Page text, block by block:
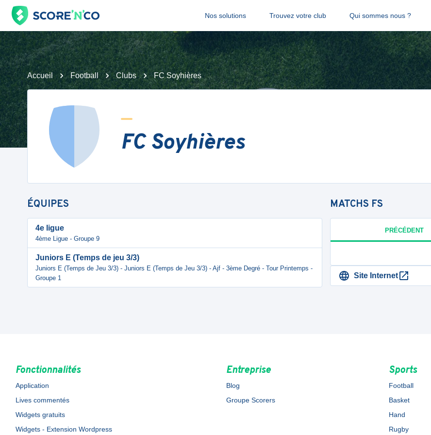
Nos solutions Trouvez votre club Qui sommes nous ?
Accueil Football Clubs FC Soyhières
FC Soyhières
ÉQUIPES
4e ligue
4ème Ligue - Groupe 9
Juniors E (Temps de jeu 3/3)
Juniors E (Temps de Jeu 3/3) - Juniors E (Temps de Jeu 3/3) - Ajf - 3ème Degré - Tour Printemps -
Groupe 1
MATCHS FS
PRÉCÉDENT
Site Internet
Fonctionnalités
Application
Lives commentés
Widgets gratuits
Widgets - Extension Wordpress
Entreprise
Blog
Groupe Scorers
Sports
Football
Basket
Hand
Rugby